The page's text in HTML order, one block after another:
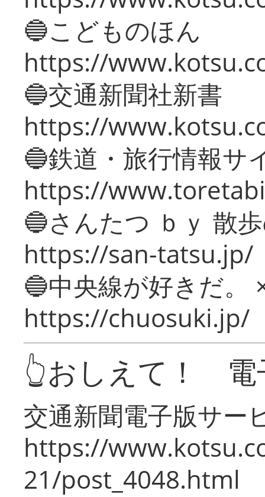
🔵こどものほん
https://
🔵交通新聞社新書
https://
🔵鉄道・旅行情報サ
https://
🔵さんたつ ｂｙ 散
https://san-tatsu.jp/
🔵中央線が好きだ。
https://chuosuki.jp/
👆おしえて！ 電
交通新聞電子版サー
https://
21/post_4048.html